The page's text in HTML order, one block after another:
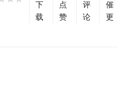
下
载
点
赞
评
论
催
更